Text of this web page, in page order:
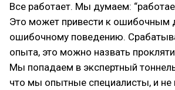
Все работает. Мы думаем:
Это может привести к ошибочным
ошибочному поведению.
опыта, это можно назвать
Мы попадаем в экспертный
что мы опытные специалисты, и не